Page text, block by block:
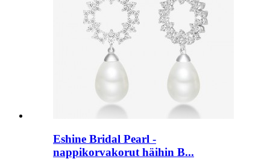
Eshine Bridal Pearl -
nappikorvakorut häihin B...